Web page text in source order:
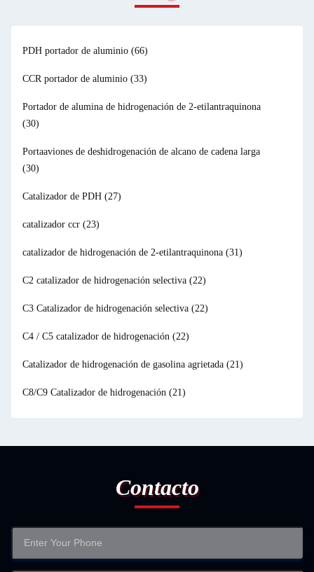
PDH portador de aluminio (66)
CCR portador de aluminio (33)
Portador de alumina de hidrogenación de 2-etilantraquinona
(30)
Portaaviones de deshidrogenación de alcano de cadena larga
(30)
Catalizador de PDH (27)
catalizador ccr (23)
catalizador de hidrogenación de 2-etilantraquinona (31)
C2 catalizador de hidrogenación selectiva (22)
C3 Catalizador de hidrogenación selectiva (22)
C4 / C5 catalizador de hidrogenación (22)
Catalizador de hidrogenación de gasolina agrietada (21)
C8/C9 Catalizador de hidrogenación (21)
Contacto